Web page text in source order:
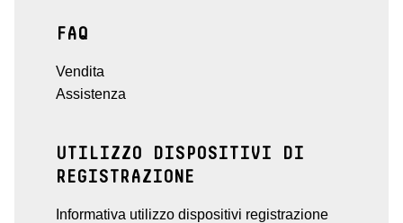
FAQ
Vendita
Assistenza
UTILIZZO DISPOSITIVI DI
REGISTRAZIONE
Informativa utilizzo dispositivi registrazione